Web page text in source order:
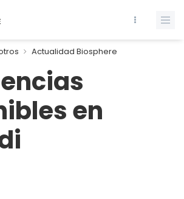
Actualidad Biosphere
en